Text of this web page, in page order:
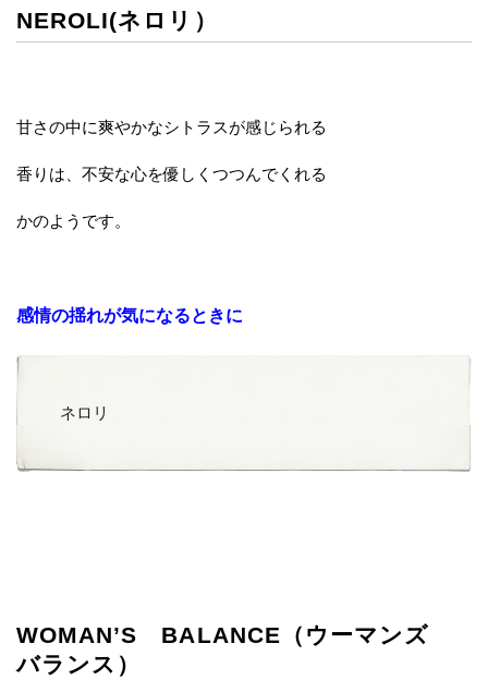
NEROLI(ネロリ）
甘さの中に爽やかなシトラスが感じられる
香りは、不安な心を優しくつつんでくれる
かのようです。
感情の揺れが気になるときに
ネロリ
WOMAN’S BALANCE（ウーマンズ
バランス）